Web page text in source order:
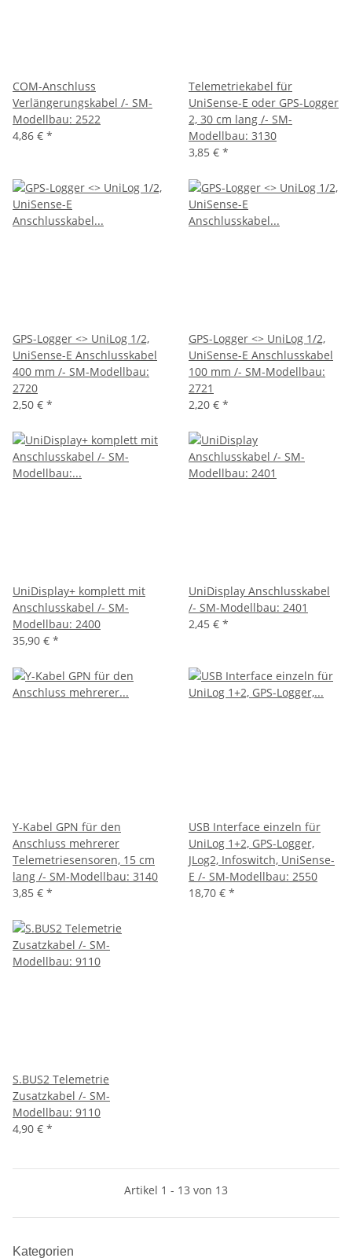
COM-Anschluss
Verlängerungskabel /- SM-
Modellbau: 2522
4,86 € *
Telemetriekabel für
UniSense-E oder GPS-Logger
2, 30 cm lang /- SM-
Modellbau: 3130
3,85 € *
GPS-Logger <> UniLog 1/2,
UniSense-E Anschlusskabel
400 mm /- SM-Modellbau:
2720
2,50 € *
GPS-Logger <> UniLog 1/2,
UniSense-E Anschlusskabel
100 mm /- SM-Modellbau:
2721
2,20 € *
UniDisplay+ komplett mit
Anschlusskabel /- SM-
Modellbau: 2400
35,90 € *
UniDisplay Anschlusskabel
/- SM-Modellbau: 2401
2,45 € *
Y-Kabel GPN für den
Anschluss mehrerer
Telemetriesensoren, 15 cm
lang /- SM-Modellbau: 3140
3,85 € *
USB Interface einzeln für
UniLog 1+2, GPS-Logger,
JLog2, Infoswitch, UniSense-
E /- SM-Modellbau: 2550
18,70 € *
S.BUS2 Telemetrie
Zusatzkabel /- SM-
Modellbau: 9110
4,90 € *
Artikel 1 - 13 von 13
Kategorien